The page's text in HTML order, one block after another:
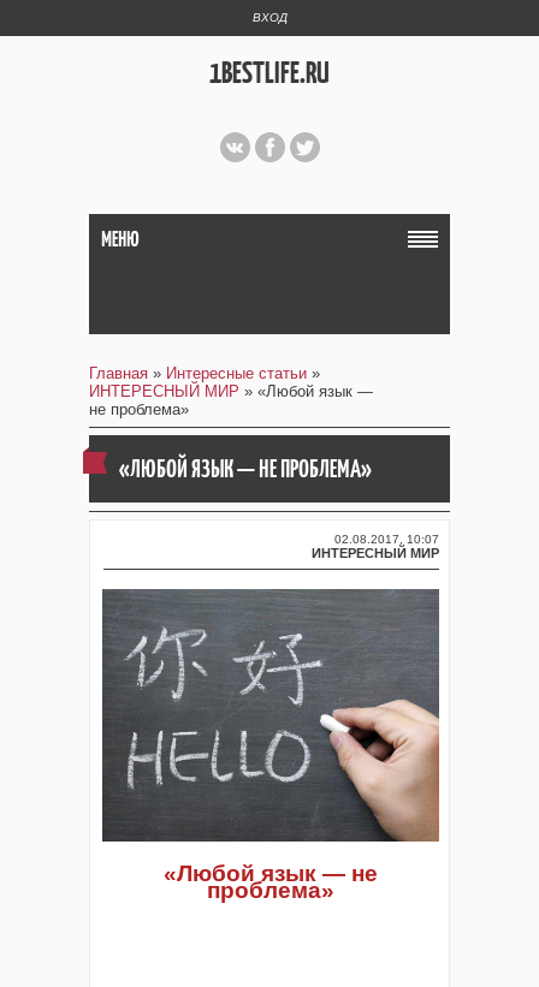
ВХОД
1BESTLIFE.RU
МЕНЮ
Главная » Интересные статьи »
ИНТЕРЕСНЫЙ МИР » «Любой язык —
не проблема»
«ЛЮБОЙ ЯЗЫК — НЕ ПРОБЛЕМА»
02.08.2017, 10:07
ИНТЕРЕСНЫЙ МИР
«Любой язык — не
проблема»